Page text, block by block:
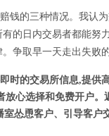
钱的三种情况。我认
的日内交易者都能努
争取早一天走出失败
时的交易所信息,提供
放心选择和免费开户
怂恿客户、引导客户